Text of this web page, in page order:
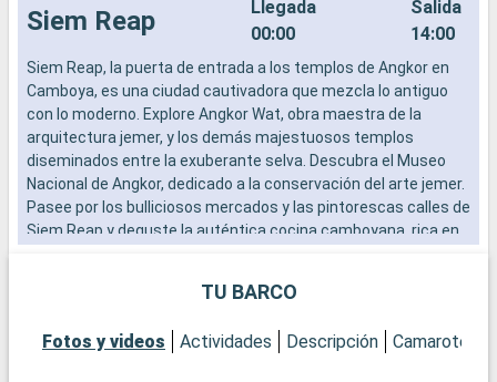
Siem Reap
Llegada
00:00
Salida
14:00
Siem Reap, la puerta de entrada a los templos de Angkor en
Camboya, es una ciudad cautivadora que mezcla lo antiguo
con lo moderno. Explore Angkor Wat, obra maestra de la
arquitectura jemer, y los demás majestuosos templos
diseminados entre la exuberante selva. Descubra el Museo
Nacional de Angkor, dedicado a la conservación del arte jemer.
Pasee por los bulliciosos mercados y las pintorescas calles de
Siem Reap y deguste la auténtica cocina camboyana, rica en
TU BARCO
Fotos y videos Actividades Descripción Camarotes